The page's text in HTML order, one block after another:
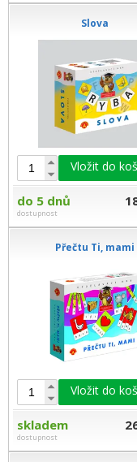
Slova
Vložit do
do 5 dnů
dostupnost
Přečtu Ti, mami
Vložit do
skladem
dostupnost